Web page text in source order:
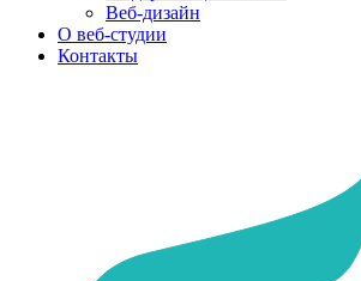
Веб-дизайн
О веб-студии
Контакты